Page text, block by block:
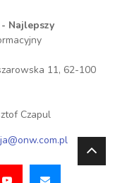
Najlepszy
11, 62-100
Czapul